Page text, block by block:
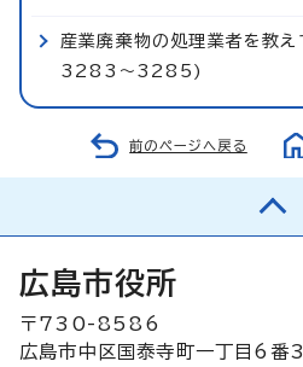
産業廃棄物の処理業者を教
3283～3285)
前のページへ戻る
広島市役所
〒730-8586
広島市中区国泰寺町一丁目6番